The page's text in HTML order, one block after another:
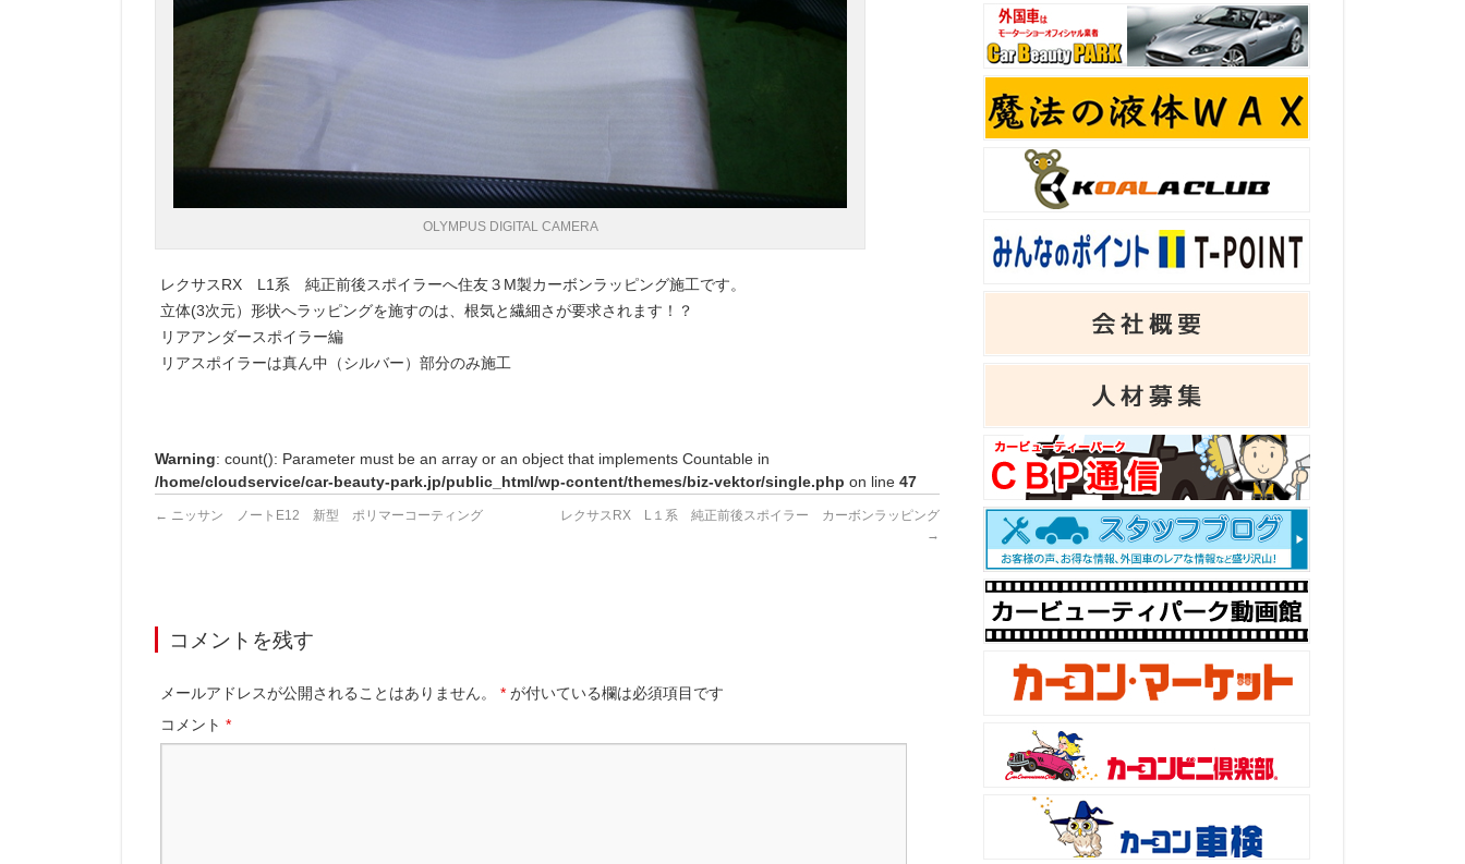
OLYMPUS DIGITAL CAMERA
レクサスRX L1系 純正前後スポイラーへ住友３M製カーボンラッピング施工です。
立体(3次元）形状へラッピングを施すのは、根気と繊細さが要求されます！？
リアアンダースポイラー編
リアスポイラーは真ん中（シルバー）部分のみ施工
Warning: count(): Parameter must be an array or an object that implements Countable in
/home/cloudservice/car-beauty-park.jp/public_html/wp-content/themes/biz-vektor/single.php on line 47
← ニッサン ノートE12 新型 ポリマーコーティング
レクサスRX L１系 純正前後スポイラー カーボンラッピング
→
コメントを残す
メールアドレスが公開されることはありません。 * が付いている欄は必須項目です
コメント *